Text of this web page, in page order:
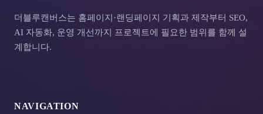
더블루캔버스는 홈페이지·랜딩페이지 기획과 제작부터 SEO,
AI 자동화, 운영 개선까지 프로젝트에 필요한 범위를 함께 설
계합니다.
NAVIGATION